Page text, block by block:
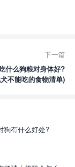
下一篇
什么狗粮对身体好?
不能吃的食物清单)
狗有什么好处?